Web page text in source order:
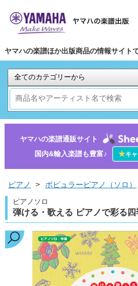
ヤマハの楽譜ほか出版商品の情報サイトで
ヤマハの楽譜通販サイト
国内&輸入楽譜も豊富♪
★キ
ピアノ > ポピュラーピアノ（ソロ）
ピアノソロ
弾ける・歌える ピアノで彩る四